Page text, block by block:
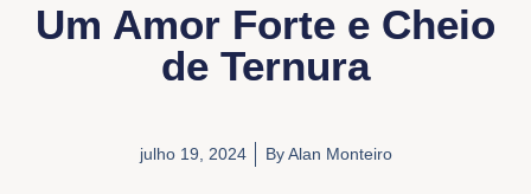
Um Amor Forte e Cheio
de Ternura
julho 19, 2024 ByAlan Monteiro